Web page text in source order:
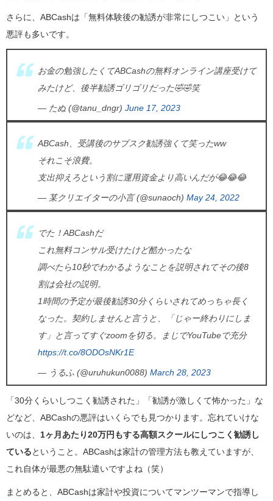
さらに、ABCashは「無料体験後の勧誘が非常にしつこい」という
悪評も多いです。
お金の勉強したくてABCashの無料オンライン講座受けて
みたけど、後半勧誘ゴリゴリだった🤣🤣笑
— たぬ (@tanu_dngr) June 17, 2023
ABCash、受講後のサブスク勧誘強くて笑ったww
それこそ浪費。
支出抑えろという割に運用資金より高いんだが😂😂😂
— 某クリエイターの小言 (@sunaoch) May 24, 2022
でた！ABCashだ
これ無料コンサル受けたけど酷かったな
調べたら10秒でわかるようなことを説明されてその後8
割は会社の説明。
1時間の予定が最後勧誘30分くらいされてめっちゃ長く
なった。契約しませんと言うと、「じゃー終わりにしま
す」と言ってすぐzoomを切る。まじでYouTubeで充分
https://t.co/8ODOsNKr1E
— うるふ (@uruhukun0088) March 28, 2023
「30分くらいしつこく勧誘された」「勧誘が激しくて怖かった」な
どなど、ABCashの悪評はいくらでも見つかります。忘れていけな
いのは、 1ヶ月あたり20万円もする高額スクールにしつこく勧誘し
ているということ。ABCashは家計の管理方法も教えていますが、
これ自体が最悪の無駄遣いですよね（笑）
まとめると、ABCashは家計や投資についてマンツーマンで指導し